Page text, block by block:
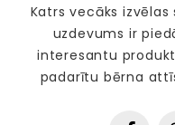
Katrs vecāks
uzdevums ir
interesantu
padarītu bērna